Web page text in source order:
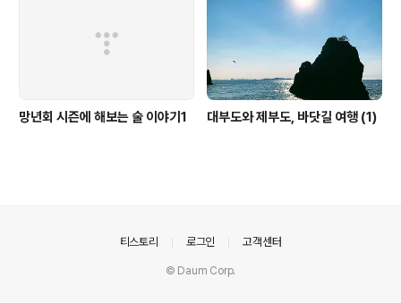
망년회 시즌에 해보는 술 이야기1 대부도와 제부도, 바닷길 여행 (1)
티스토리 로그인 고객센터
© Daum Corp.